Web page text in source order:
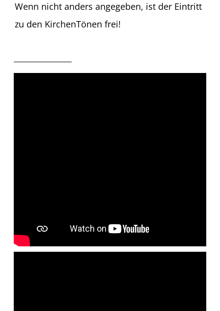
Wenn nicht anders angegeben, ist der Eintritt
zu den KirchenTönen frei!